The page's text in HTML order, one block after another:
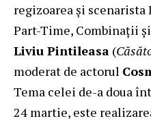
regizoarea și
Part-Time, Combinații
Liviu Pintileasa (
moderat de actorul
Tema celei de-a doua
24 martie, este